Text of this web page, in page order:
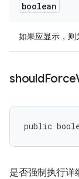
boolean
如果应显示，则
shouldForce
public
是否强制执行详